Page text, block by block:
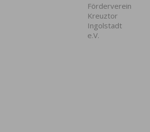
Förderverein
Kreuztor
Ingolstadt
e.V.